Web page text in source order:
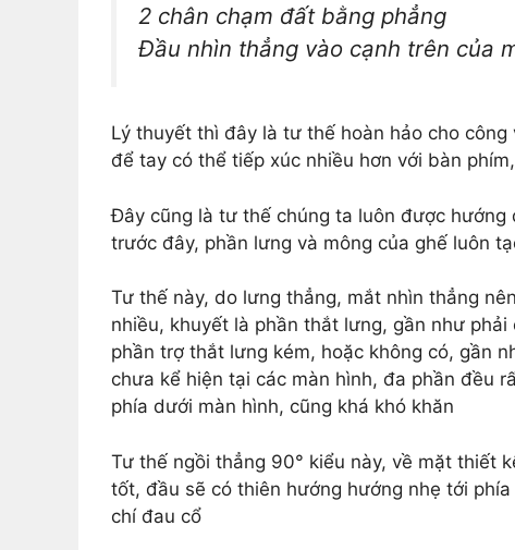
2 chân chạm đất bằng phẳng
Đầu nhìn thẳng vào cạnh trên của
Lý thuyết thì đây là tư thế hoàn hảo cho
để tay có thể tiếp xúc nhiều hơn với bàn
Đây cũng là tư thế chúng ta luôn được
trước đây, phần lưng và mông của ghế luôn
Tư thế này, do lưng thẳng, mắt nhìn thẳng
nhiều, khuyết là phần thắt lưng, gần như
phần trợ thắt lưng kém, hoặc không có, gần
chưa kể hiện tại các màn hình, đa phần đều
phía dưới màn hình, cũng khá khó khăn
Tư thế ngồi thẳng 90° kiểu này, về mặt thiết
tốt, đầu sẽ có thiên hướng hướng nhẹ tới
chí đau cổ